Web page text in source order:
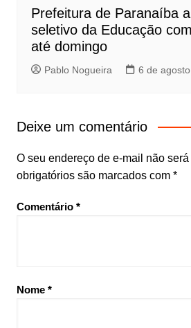
Prefeitura de Paranaíba
seletivo da Educação
até domingo
Pablo Nogueira 6 de
Deixe um comentário
O seu endereço de e-mail não
obrigatórios são marcados com *
Comentário *
Nome *